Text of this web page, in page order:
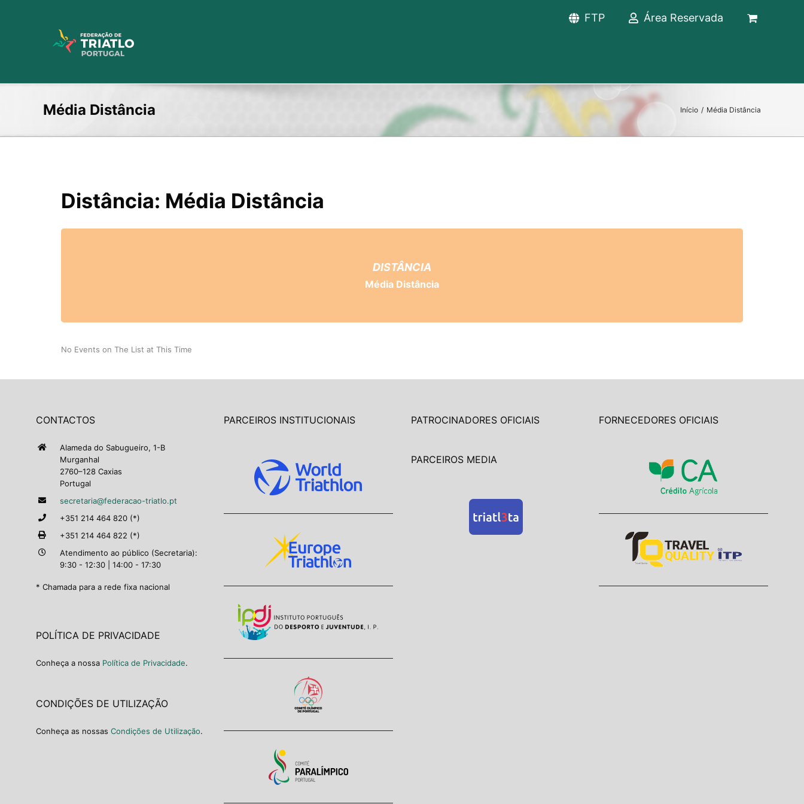
FTP Área Reservada
Média Distância Início / Média Distância
Distância: Média Distância
DISTÂNCIA
Média Distância
No Events on The List at This Time
CONTACTOS
Alameda do Sabugueiro, 1-B
Murganhal
2760–128 Caxias
Portugal
secretaria@federacao-triatlo.pt
+351 214 464 820 (*)
+351 214 464 822 (*)
Atendimento ao público (Secretaria):
9:30 - 12:30 | 14:00 - 17:30
* Chamada para a rede fixa nacional
POLÍTICA DE PRIVACIDADE
Conheça a nossa Política de Privacidade.
CONDIÇÕES DE UTILIZAÇÃO
Conheça as nossas Condições de Utilização.
PARCEIROS INSTITUCIONAIS PATROCINADORES OFICIAIS
PARCEIROS MEDIA
FORNECEDORES OFICIAIS